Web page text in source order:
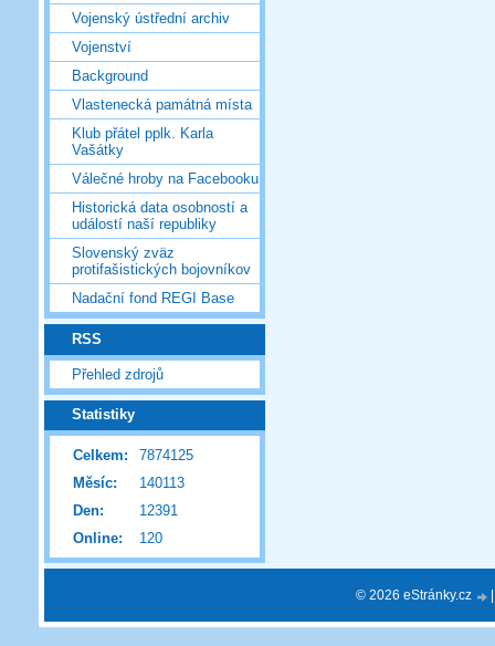
Vojenský ústřední archiv
Vojenství
Background
Vlastenecká památná místa
Klub přátel pplk. Karla
Vašátky
Válečné hroby na Facebooku
Historická data osobností a
událostí naší republiky
Slovenský zväz
protifašistických bojovníkov
Nadační fond REGI Base
RSS
Přehled zdrojů
Statistiky
Online: 120
Celkem:
7874125
Měsíc:
140113
Den:
12391
© 2026 eStránky.cz